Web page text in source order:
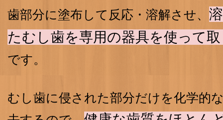
歯部分に塗布して反応・溶解させ、
たむし歯を専用の器具を使って
です。
むし歯に侵された部分だけを化学的